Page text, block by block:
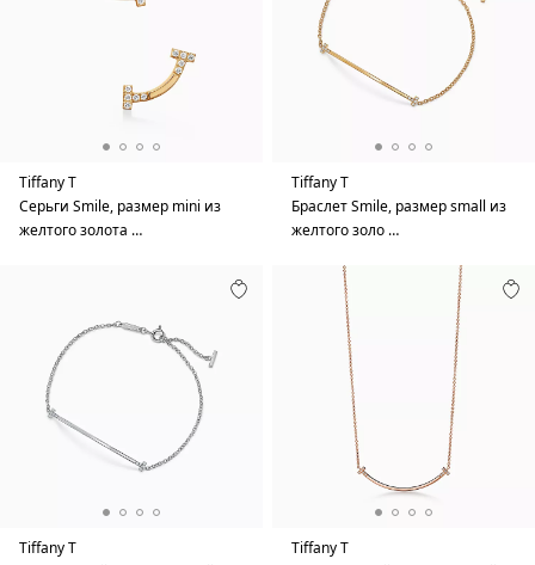
Tiffany T
Серьги Smile, размер mini из
желтого золота …
Tiffany T
Браслет Smile, размер small из
желтого золо …
Tiffany T
Tiffany T